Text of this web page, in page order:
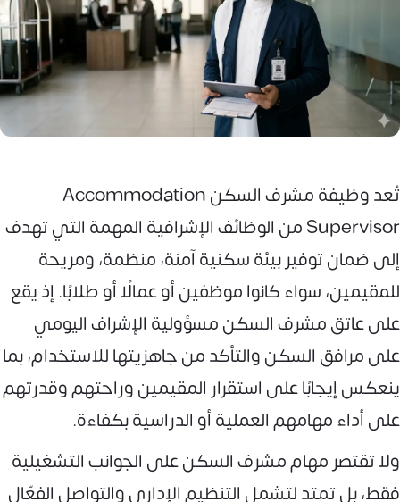
تُعد وظيفة مشرف السكن Accommodation
Supervisor من الوظائف الإشرافية المهمة التي تهدف
إلى ضمان توفير بيئة سكنية آمنة، منظمة، ومريحة
للمقيمين، سواء كانوا موظفين أو عمالًا أو طلابًا. إذ يقع
على عاتق مشرف السكن مسؤولية الإشراف اليومي
على مرافق السكن والتأكد من جاهزيتها للاستخدام، بما
ينعكس إيجابًا على استقرار المقيمين وراحتهم وقدرتهم
على أداء مهامهم العملية أو الدراسية بكفاءة.
ولا تقتصر مهام مشرف السكن على الجوانب التشغيلية
فقط، بل تمتد لتشمل التنظيم الإداري والتواصل الفعّال